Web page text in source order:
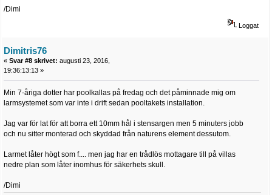
/Dimi
Loggat
Dimitris76
« Svar #8 skrivet: augusti 23, 2016,
19:36:13:13 »
Min 7-åriga dotter har poolkallas på fredag och det påminnade mig om
larmsystemet som var inte i drift sedan pooltakets installation.
Jag var för lat för att borra ett 10mm hål i stensargen men 5 minuters jobb
och nu sitter monterad och skyddad från naturens element dessutom.
Larmet låter högt som f.... men jag har en trådlös mottagare till på villas
nedre plan som låter inomhus för säkerhets skull.
/Dimi